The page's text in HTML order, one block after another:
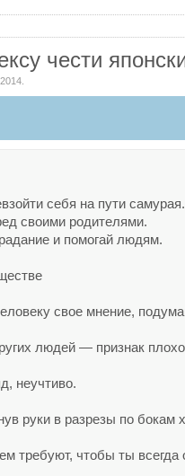
чести
себя на пути самурая.
своими родителями.
и помогай людям.
свое мнение,
людей — признак
неучтиво.
руки в разрезы по бокам
требуют, чтобы ты